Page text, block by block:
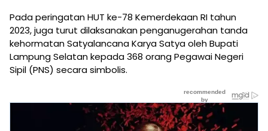
Pada peringatan HUT ke-78 Kemerdekaan RI tahun
2023, juga turut dilaksanakan penganugerahan tanda
kehormatan Satyalancana Karya Satya oleh Bupati
Lampung Selatan kepada 368 orang Pegawai Negeri
Sipil (PNS) secara simbolis.